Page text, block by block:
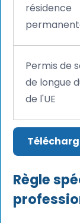
résidence
Permis de
de longue
de l'UE
Règle